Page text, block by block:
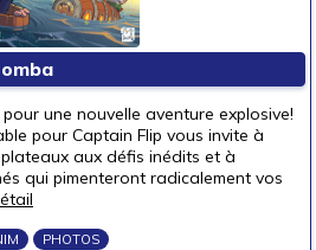
une nouvelle aventure explosive!
pour Captain Flip vous invite à
aux défis inédits et à
qui pimenteront radicalement vos
PHOTOS